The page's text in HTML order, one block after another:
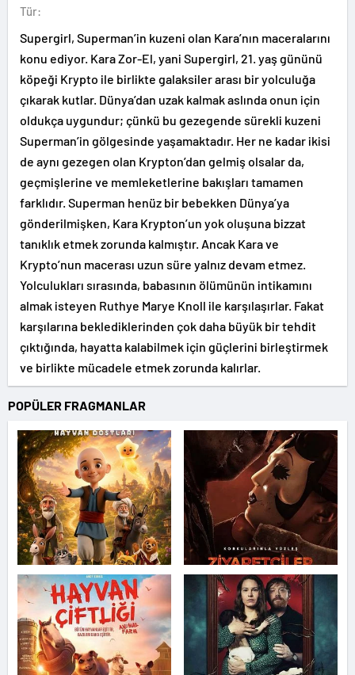
Tür:
Supergirl, Superman’in kuzeni olan Kara’nın maceralarını
konu ediyor. Kara Zor-El, yani Supergirl, 21. yaş gününü
köpeği Krypto ile birlikte galaksiler arası bir yolculuğa
çıkarak kutlar. Dünya’dan uzak kalmak aslında onun için
oldukça uygundur; çünkü bu gezegende sürekli kuzeni
Superman’in gölgesinde yaşamaktadır. Her ne kadar ikisi
de aynı gezegen olan Krypton’dan gelmiş olsalar da,
geçmişlerine ve memleketlerine bakışları tamamen
farklıdır. Superman henüz bir bebekken Dünya’ya
gönderilmişken, Kara Krypton’un yok oluşuna bizzat
tanıklık etmek zorunda kalmıştır. Ancak Kara ve
Krypto’nun macerası uzun süre yalnız devam etmez.
Yolculukları sırasında, babasının ölümünün intikamını
almak isteyen Ruthye Marye Knoll ile karşılaşırlar. Fakat
karşılarına beklediklerinden çok daha büyük bir tehdit
çıktığında, hayatta kalabilmek için güçlerini birleştirmek
ve birlikte mücadele etmek zorunda kalırlar.
POPÜLER FRAGMANLAR